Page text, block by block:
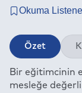
Özet
Bir eğitimcinin
mesleğe